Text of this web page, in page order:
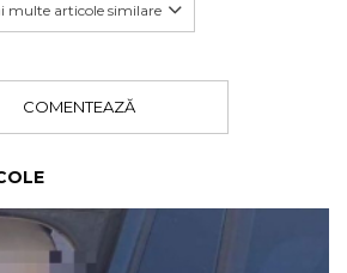
multe articole similare
COMENTEAZĂ